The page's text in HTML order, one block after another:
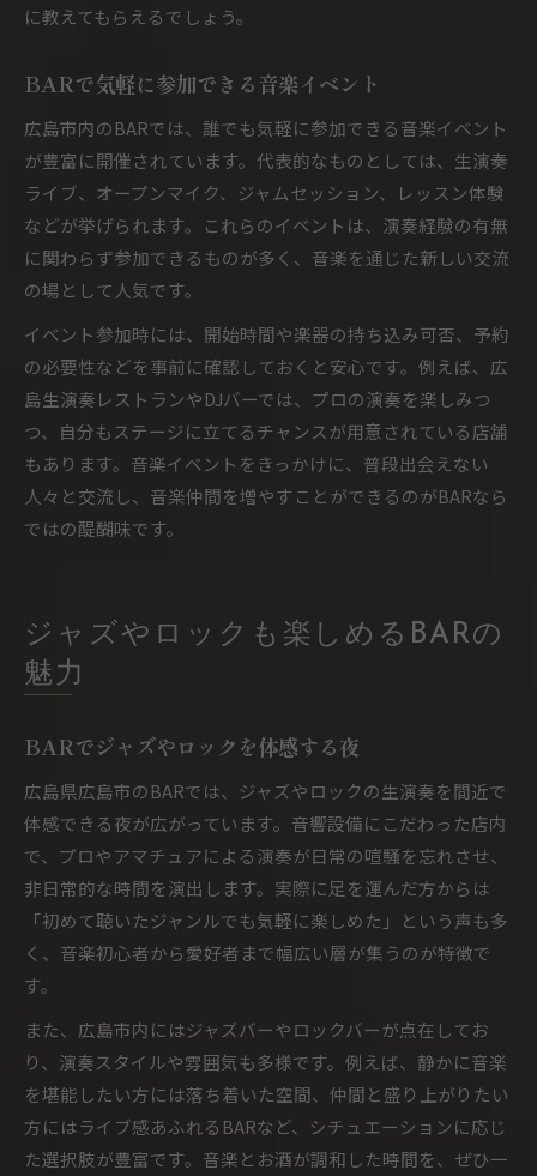
に教えてもらえるでしょう。
BARで気軽に参加できる音楽イベント
広島市内のBARでは、誰でも気軽に参加できる音楽イベント
が豊富に開催されています。代表的なものとしては、生演奏
ライブ、オープンマイク、ジャムセッション、レッスン体験
などが挙げられます。これらのイベントは、演奏経験の有無
に関わらず参加できるものが多く、音楽を通じた新しい交流
の場として人気です。
イベント参加時には、開始時間や楽器の持ち込み可否、予約
の必要性などを事前に確認しておくと安心です。例えば、広
島生演奏レストランやDJバーでは、プロの演奏を楽しみつ
つ、自分もステージに立てるチャンスが用意されている店舗
もあります。音楽イベントをきっかけに、普段出会えない
人々と交流し、音楽仲間を増やすことができるのがBARなら
ではの醍醐味です。
ジャズやロックも楽しめるBARの
魅力
BARでジャズやロックを体感する夜
広島県広島市のBARでは、ジャズやロックの生演奏を間近で
体感できる夜が広がっています。音響設備にこだわった店内
で、プロやアマチュアによる演奏が日常の喧騒を忘れさせ、
非日常的な時間を演出します。実際に足を運んだ方からは
「初めて聴いたジャンルでも気軽に楽しめた」という声も多
く、音楽初心者から愛好者まで幅広い層が集うのが特徴で
す。
また、広島市内にはジャズバーやロックバーが点在してお
り、演奏スタイルや雰囲気も多様です。例えば、静かに音楽
を堪能したい方には落ち着いた空間、仲間と盛り上がりたい
方にはライブ感あふれるBARなど、シチュエーションに応じ
た選択肢が豊富です。音楽とお酒が調和した時間を、ぜひ一